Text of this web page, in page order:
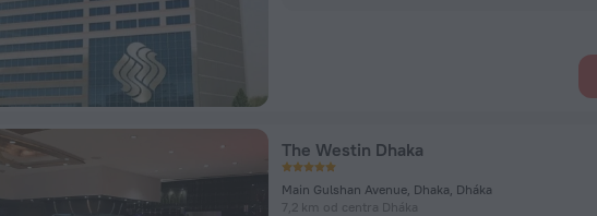
The Westin Dhaka
Main Gulshan Avenue, Dhaka, Dháka
7,2 km od centra Dháka